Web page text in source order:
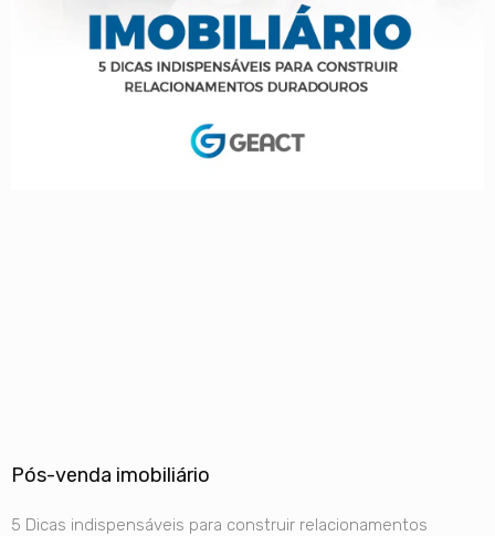
Pós-venda imobiliário
5 Dicas indispensáveis para construir relacionamentos